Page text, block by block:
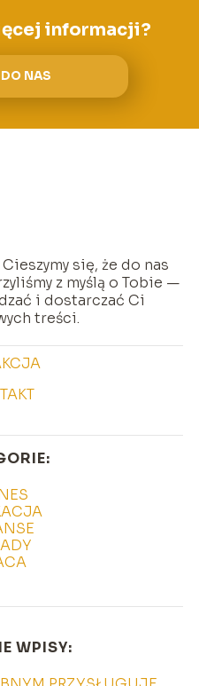
informacji?
NAS
się, że do nas
z myślą o Tobie —
i dostarczać Ci
treści.
WPISY: